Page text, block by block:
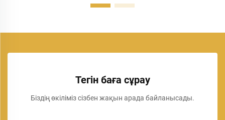
Тегін баға сұрау
Біздің өкіліміз сізбен жақын арада байланысады.